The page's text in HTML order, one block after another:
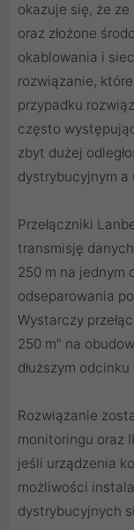
okazuje się, że
oraz złożone
okablowania i
rozwiązanie,
przypadku
często
zbyt dużej
dystrybucyjnym a
Przełączniki
transmisję
250 m na jednym
odseparowania
Wystarczy
250 m" na
dłuższym
Rozwiązanie
monitoringu oraz
jeśli urządzenia
możliwości
dystrybucyjnych